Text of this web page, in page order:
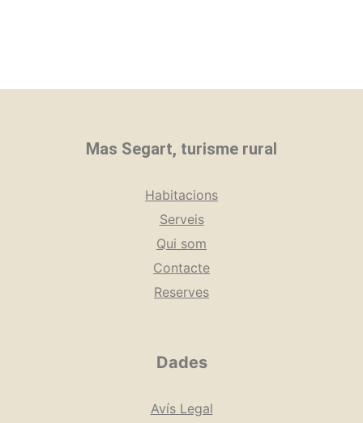
Mas Segart, turisme rural
Habitacions
Serveis
Qui som
Contacte
Reserves
Dades
Avís Legal